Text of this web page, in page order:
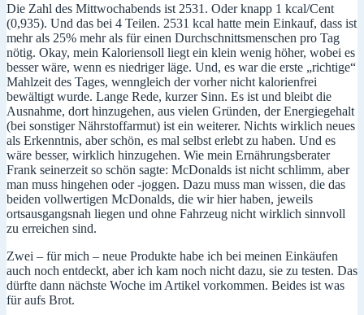
Die Zahl des Mittwochabends ist 2531. Oder knapp 1 kcal/Cent
(0,935). Und das bei 4 Teilen. 2531 kcal hatte mein Einkauf, dass ist
mehr als 25% mehr als für einen Durchschnittsmenschen pro Tag
nötig. Okay, mein Kaloriensoll liegt ein klein wenig höher, wobei es
besser wäre, wenn es niedriger läge. Und, es war die erste „richtige“
Mahlzeit des Tages, wenngleich der vorher nicht kalorienfrei
bewältigt wurde. Lange Rede, kurzer Sinn. Es ist und bleibt die
Ausnahme, dort hinzugehen, aus vielen Gründen, der Energiegehalt
(bei sonstiger Nährstoffarmut) ist ein weiterer. Nichts wirklich neues
als Erkenntnis, aber schön, es mal selbst erlebt zu haben. Und es
wäre besser, wirklich hinzugehen. Wie mein Ernährungsberater
Frank seinerzeit so schön sagte: McDonalds ist nicht schlimm, aber
man muss hingehen oder -joggen. Dazu muss man wissen, die das
beiden vollwertigen McDonalds, die wir hier haben, jeweils
ortsausgangsnah liegen und ohne Fahrzeug nicht wirklich sinnvoll
zu erreichen sind.
Zwei – für mich – neue Produkte habe ich bei meinen Einkäufen
auch noch entdeckt, aber ich kam noch nicht dazu, sie zu testen. Das
dürfte dann nächste Woche im Artikel vorkommen. Beides ist was
für aufs Brot.